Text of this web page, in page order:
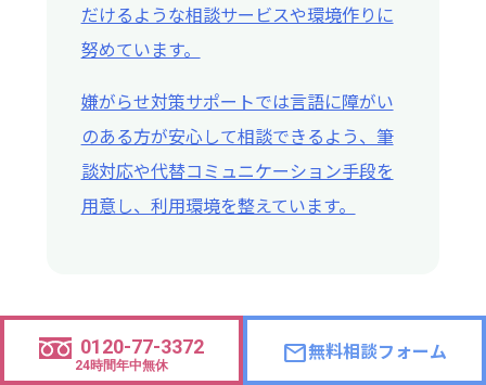
だけるような相談サービスや環境作りに
努めています。
嫌がらせ対策サポートでは言語に障がい
のある方が安心して相談できるよう、筆
談対応や代替コミュニケーション手段を
用意し、利用環境を整えています。
0120-77-3372
24時間年中無休 mail無料相談フォーム